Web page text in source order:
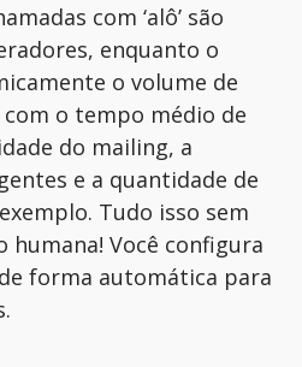
com ‘alô’ são
enquanto o
o volume de
o tempo médio de
do mailing, a
e a quantidade de
Tudo isso sem
humana! Você configura
forma automática para